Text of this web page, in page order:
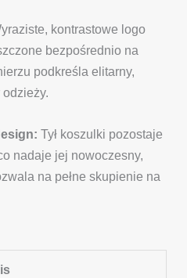
kontrastowe logo
bezpośrednio na
podkreśla elitarny,
Tył koszulki pozostaje
nadaje jej nowoczesny,
na pełne skupienie na